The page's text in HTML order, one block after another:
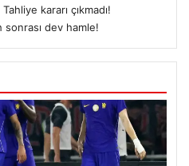
kararı çıkmadı!
sonrası dev hamle!